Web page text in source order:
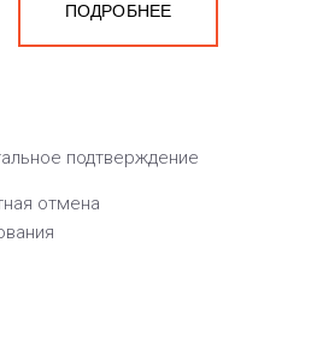
ПОДРОБНЕЕ
подтверждение
отмена